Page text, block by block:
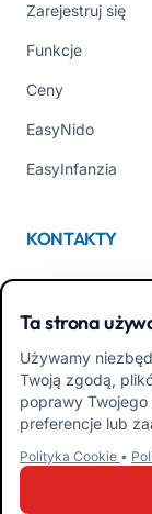
Zarejestruj się
Funkcje
Ceny
EasyNido
EasyInfanzia
KONTAKTY
Kim jesteśmy
Contattaci
Tel +39 02
Ta strona
Używamy
Twoją zgodą,
poprawy
preferencje lub
Polityka Cookie •